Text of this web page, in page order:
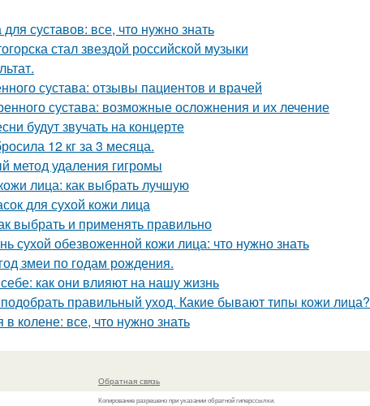
суставов: все, что нужно знать
стал звездой российской музыки
сустава: отзывы пациентов и врачей
сустава: возможные осложнения и их лечение
будут звучать на концерте
12 кг за 3 месяца.
метод удаления гигромы
лица: как выбрать лучшую
для сухой кожи лица
выбрать и применять правильно
сухой обезвоженной кожи лица: что нужно знать
змеи по годам рождения.
как они влияют на нашу жизнь
правильный уход. Какие бывают типы кожи лица?
колене: все, что нужно знать
Обратная связь
Копирование разрешено при указании обратной гиперссылки.